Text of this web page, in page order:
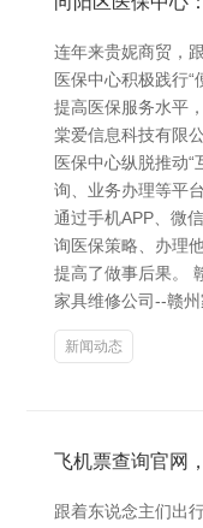
连年来贵妮商贸，
医保中心积极践行
提高医保服务水平
棠爱信息科技有限
医保中心纵脱推动“
询、业务办理等平
通过手机APP、微
询医保策略、办理
提高了做事后果。
家具维修公司--赣
新闻动态
飞机票查询官网
跟着东说念主们出